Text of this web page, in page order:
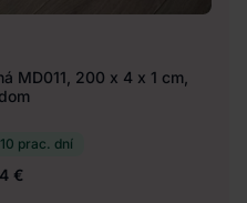
MD011, 200 x 4 x 1 cm,
prac. dní
€